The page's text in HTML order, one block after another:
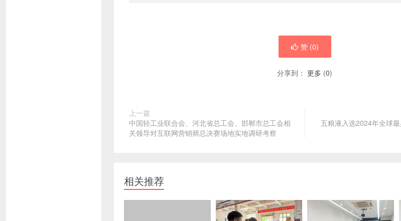
赞 (0)
分享到： 更多 (0)
上一篇
中国轻工业联合会、河北省总工会、邯郸市总工会相
关领导对互联网营销师总决赛场地实地调研考察
五粮液入选2024年全球
相关推荐